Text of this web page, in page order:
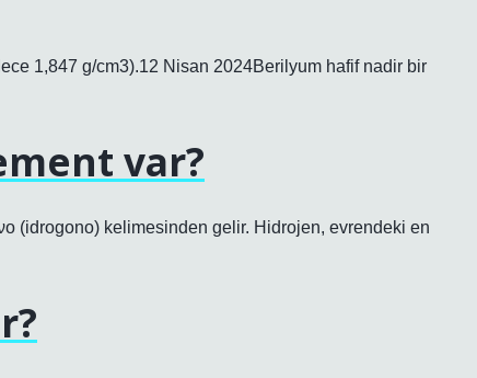
1,847 g/cm3).12 Nisan 2024Berilyum hafif nadir bir
var?
(idrogono) kelimesinden gelir. Hidrojen, evrendeki en